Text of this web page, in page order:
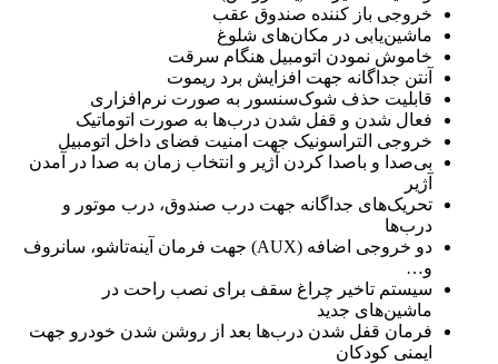
خروجی باز کننده صندوق عقب
ماشین‌یابی در مکان‌های شلوغ
خاموش نمودن اتومبیل هنگام سرقت
آنتن جداگانه جهت افزایش برد ریموت
قابلیت حذف شوک‌سنسور به صورت نرم‌افزاری
فعال شدن و قفل شدن درب‌ها به صورت اتوماتیک
خروجی التراسونیک جهت امنیت فضای داخل اتومبیل
بی‌صدا و باصدا کردن آژیر و انتخاب زمان به صدا در آمدن
آژیر
تحریک‌های جداگانه جهت درب صندوق، درب موتور و
درب‌ها
دو خروجی اضافه (AUX) جهت فرمان آینه‌تاشو، سانروف
و…
سیستم تاخیر چراغ سقف برای نصب راحت در
ماشین‌های جدید
فرمان قفل شدن درب‌ها بعد از روشن شدن خودرو جهت
ایمنی کودکان